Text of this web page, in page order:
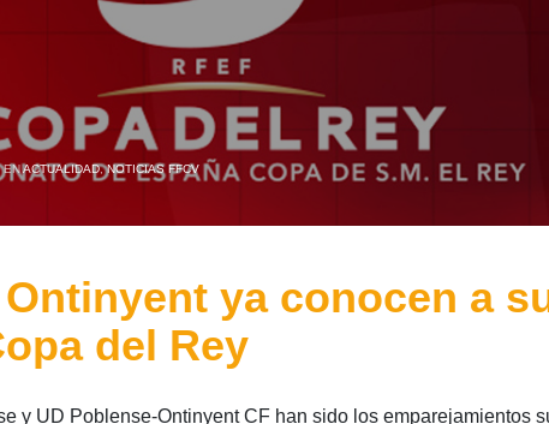
ENACTUALIDAD,NOTICIAS FFCV
ya conocen a
del Rey
y UD Poblense-Ontinyent CF han sido los emparejamientos